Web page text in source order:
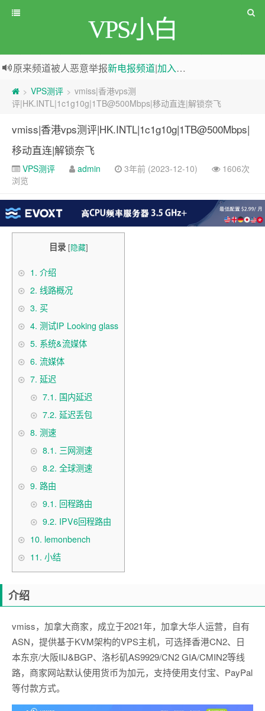
VPS小白
原来频道被人恶意举报新电报频道|加入电报群
> VPS测评 > vmiss|香港vps测
评|HK.INTL|1c1g10g|1TB@500Mbps|移动直连|解锁奈飞
vmiss|香港vps测评|HK.INTL|1c1g10g|1TB@500Mbps|
移动直连|解锁奈飞
VPS测评 admin 3年前 (2023-12-10)
1606次
浏览
目录 [隐藏]
1. 介绍
2. 线路概况
3. 买
4. 测试IP Looking glass
5. 系统&流媒体
6. 流媒体
7. 延迟
7.1. 国内延迟
7.2. 延迟丢包
8. 测速
8.1. 三网测速
8.2. 全球测速
9. 路由
9.1. 回程路由
9.2. IPV6回程路由
10. lemonbench
11. 小结
介绍
vmiss，加拿大商家，成立于2021年，加拿大华人运营，自有
ASN，提供基于KVM架构的VPS主机，可选择香港CN2、日
本东京/大阪IIJ&BGP、洛杉矶AS9929/CN2 GIA/CMIN2等线
路，商家网站默认使用货币为加元，支持使用支付宝、PayPal
等付款方式。